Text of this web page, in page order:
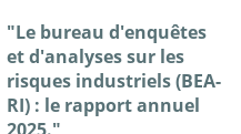
"Le bureau d'enquêtes
et d'analyses sur les
risques industriels (BEA-
RI) : le rapport annuel